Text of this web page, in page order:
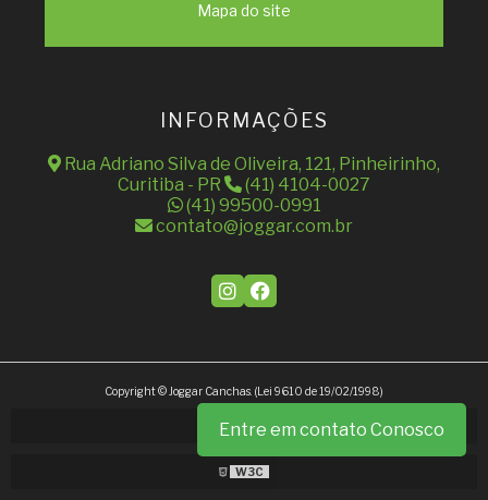
Mapa do site
INFORMAÇÕES
Rua Adriano Silva de Oliveira, 121, Pinheirinho,
Curitiba - PR
(41) 4104-0027
(41) 99500-0991
contato@joggar.com.br
Copyright © Joggar Canchas. (Lei 9610 de 19/02/1998)
W3C
W3C
Entre em contato Conosco